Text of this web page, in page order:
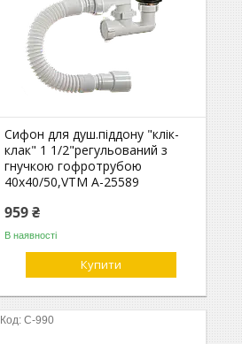
Сифон для душ.піддону "клік-
клак" 1 1/2"регульований з
гнучкою гофротрубою
40х40/50,VTM А-25589
959 ₴
В наявності
Купити
С-990